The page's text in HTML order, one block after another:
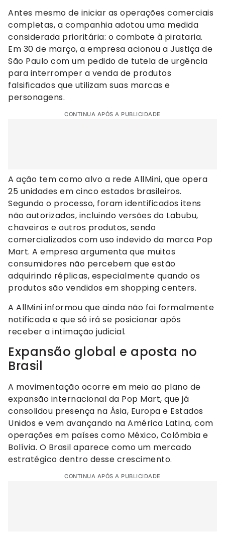
Antes mesmo de iniciar as operações comerciais
completas, a companhia adotou uma medida
considerada prioritária: o combate à pirataria.
Em 30 de março, a empresa acionou a Justiça de
São Paulo com um pedido de tutela de urgência
para interromper a venda de produtos
falsificados que utilizam suas marcas e
personagens.
CONTINUA APÓS A PUBLICIDADE
A ação tem como alvo a rede AllMini, que opera
25 unidades em cinco estados brasileiros.
Segundo o processo, foram identificados itens
não autorizados, incluindo versões do Labubu,
chaveiros e outros produtos, sendo
comercializados com uso indevido da marca Pop
Mart. A empresa argumenta que muitos
consumidores não percebem que estão
adquirindo réplicas, especialmente quando os
produtos são vendidos em shopping centers.
A AllMini informou que ainda não foi formalmente
notificada e que só irá se posicionar após
receber a intimação judicial.
Expansão global e aposta no
Brasil
A movimentação ocorre em meio ao plano de
expansão internacional da Pop Mart, que já
consolidou presença na Ásia, Europa e Estados
Unidos e vem avançando na América Latina, com
operações em países como México, Colômbia e
Bolívia. O Brasil aparece como um mercado
estratégico dentro desse crescimento.
CONTINUA APÓS A PUBLICIDADE